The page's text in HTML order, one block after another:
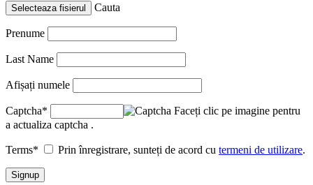
Selecteaza fisierul Cauta
Prenume
Last Name
Afișați numele
Captcha*
Faceți clic pe imagine pentru
a actualiza captcha .
Terms* Prin înregistrare, sunteți de acord cu termeni de utilizare.